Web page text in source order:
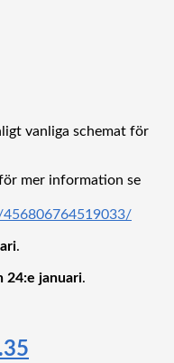
vanliga schemat för
mer information se
.
24:e januari.